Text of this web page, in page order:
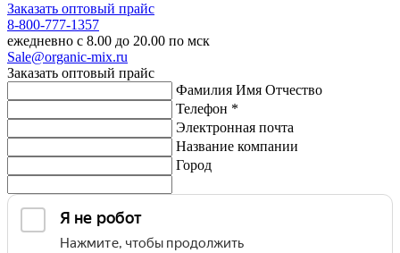
Заказать оптовый прайс
8-800-777-1357
ежедневно с 8.00 до 20.00 по мск
Sale@organic-mix.ru
Заказать оптовый прайс
Фамилия Имя Отчество
Телефон *
Электронная почта
Название компании
Город